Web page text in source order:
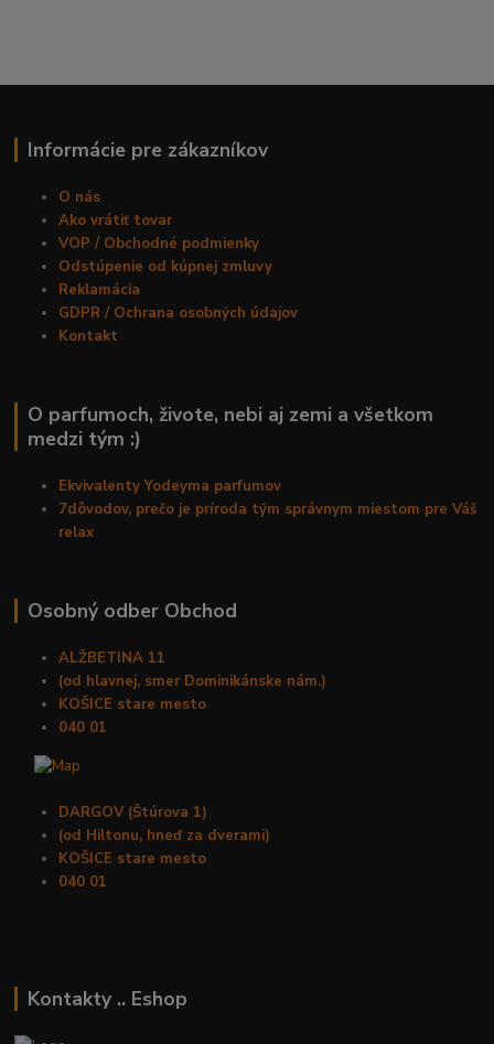
Informácie pre zákazníkov
O nás
Ako vrátiť tovar
VOP / Obchodné podmienky
Odstúpenie od kúpnej zmluvy
Reklamácia
GDPR / Ochrana osobných údajov
Kontakt
O parfumoch, živote, nebi aj zemi a všetkom
medzi tým :)
Ekvivalenty Yodeyma parfumov
7dôvodov, prečo je príroda tým správnym miestom pre Váš
relax
Osobný odber Obchod
ALŽBETINA 11
(od hlavnej, smer Dominikánske nám.)
KOŠICE stare mesto
040 01
DARGOV (Štúrova 1)
(od Hiltonu, hneď za dverami)
KOŠICE stare mesto
040 01
Kontakty .. Eshop